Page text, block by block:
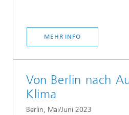
MEHR INFO
Von Berlin nach
Klima
Berlin, Mai/Juni 2023